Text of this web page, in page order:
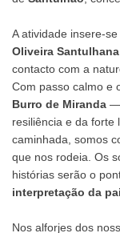
A atividade insere-
Oliveira Santulhana
contacto com a
Com passo calmo e
Burro de Miranda —
resiliência e da forte
caminhada, somos
que nos rodeia. Os
histórias serão o
interpretação da
Nos alforjes dos